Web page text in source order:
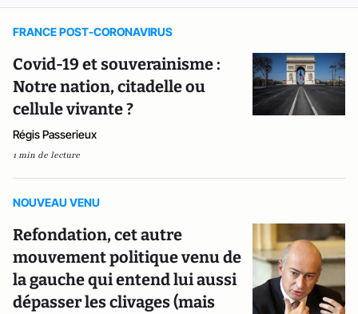
FRANCE POST-CORONAVIRUS
Covid-19 et souverainisme :
Notre nation, citadelle ou
cellule vivante ?
Régis Passerieux
1 min de lecture
NOUVEAU VENU
Refondation, cet autre
mouvement politique venu de
la gauche qui entend lui aussi
dépasser les clivages (mais